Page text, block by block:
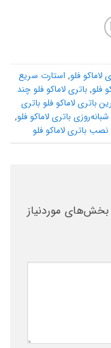
لاماکو فلو, استارت سریع
فلو,باتری لاماکو فلو چند
باتری لاماکو فلو باتری
باتری لاماکو فلو,
نصب باتری لاماکو فلو
بخش‌های موردنیاز